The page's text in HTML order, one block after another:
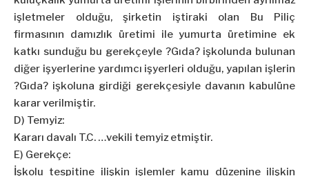
işletmeler olduğu, şirketin iştiraki olan Bu Piliç
firmasının damızlık üretimi ileyumurta üretimine ek
katkı sunduğu bu gerekçeyle ?Gıda? işkolunda bulunan
diğer işyerlerine yardımcı işyerleri olduğu, yapılan işlerin
?Gıda? işkoluna girdiği gerekçesiyle davanın kabulüne
karar verilmiştir.
D) Temyiz:
Kararı davalı T.C. …vekili temyiz etmiştir.
E) Gerekçe:
İşkolu tespitine ilişkin işlemler kamu düzenine ilişkin